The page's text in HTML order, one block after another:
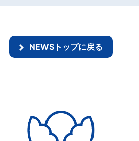
NEWSトップに戻る